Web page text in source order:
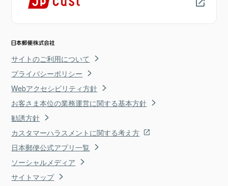
サイトのご利用について
プライバシーポリシー
Webアクセシビリティ方針
お客さま本位の業務運営に関する基本方針
勧誘方針
カスタマーハラスメントに関する考え方
日本郵便公式アプリ一覧
ソーシャルメディア
サイトマップ